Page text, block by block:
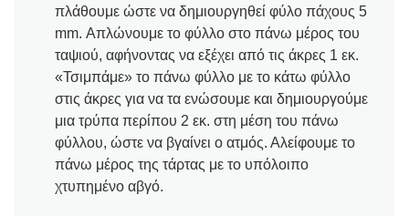
πλάθουμε ώστε να δημιουργηθεί φύλο πάχους 5
mm. Απλώνουμε το φύλλο στο πάνω μέρος του
ταψιού, αφήνοντας να εξέχει από τις άκρες 1 εκ.
«Τσιμπάμε» το πάνω φύλλο με το κάτω φύλλο
στις άκρες για να τα ενώσουμε και δημιουργούμε
μια τρύπα περίπου 2 εκ. στη μέση του πάνω
φύλλου, ώστε να βγαίνει ο ατμός. Αλείφουμε το
πάνω μέρος της τάρτας με το υπόλοιπο
χτυπημένο αβγό.